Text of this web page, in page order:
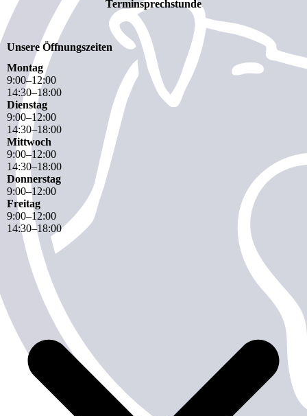
Terminsprechstunde
Unsere Öffnungszeiten
Montag
9:00–12:00
14:30–18:00
Dienstag
9:00–12:00
14:30–18:00
Mittwoch
9:00–12:00
14:30–18:00
Donnerstag
9:00–12:00
Freitag
9:00–12:00
14:30–18:00